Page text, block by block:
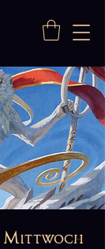
Mittwoch